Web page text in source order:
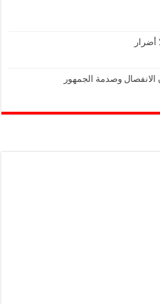
الانفصال وصدمة الجمهور